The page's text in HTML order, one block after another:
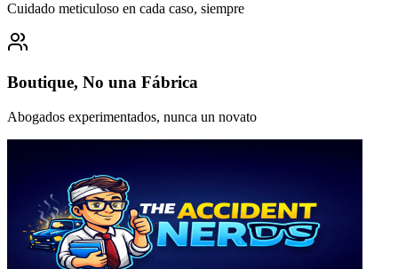
Cuidado meticuloso en cada caso, siempre
Boutique, No una Fábrica
Abogados experimentados, nunca un novato